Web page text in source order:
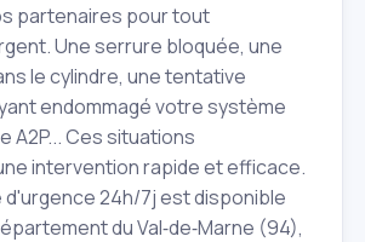
partenaires pour tout
Une serrure bloquée, une
le cylindre, une tentative
endommagé votre système
A2P... Ces situations
intervention rapide et efficace.
24h/7j est disponible
du Val‑de‑Marne (94),